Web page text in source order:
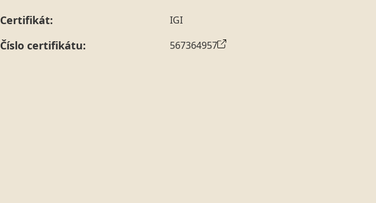
Certifikát: IGI
Číslo certifikátu: 567364957